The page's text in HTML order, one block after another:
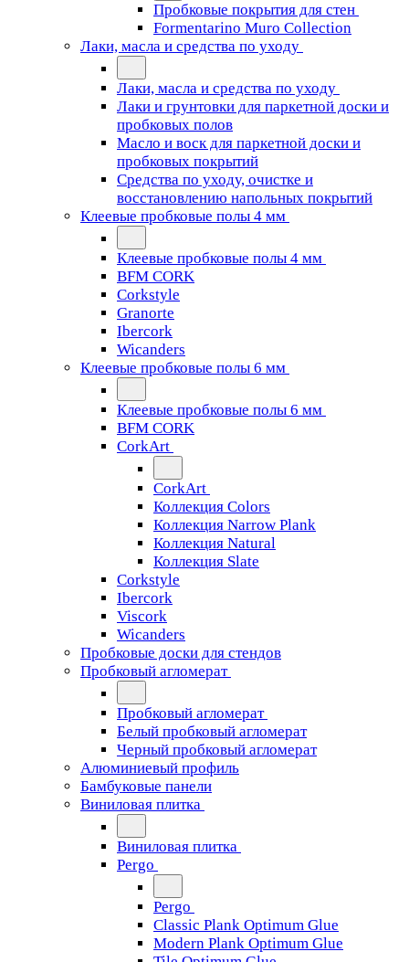
Пробковые покрытия для стен
Formentarino Muro Collection
Лаки, масла и средства по уходу
Лаки, масла и средства по уходу
Лаки и грунтовки для паркетной доски и
пробковых полов
Масло и воск для паркетной доски и
пробковых покрытий
Средства по уходу, очистке и
восстановлению напольных покрытий
Клеевые пробковые полы 4 мм
Клеевые пробковые полы 4 мм
BFM CORK
Corkstyle
Granorte
Ibercork
Wicanders
Клеевые пробковые полы 6 мм
Клеевые пробковые полы 6 мм
BFM CORK
CorkArt
CorkArt
Коллекция Colors
Коллекция Narrow Plank
Коллекция Natural
Коллекция Slate
Corkstyle
Ibercork
Viscork
Wicanders
Пробковые доски для стендов
Пробковый агломерат
Пробковый агломерат
Белый пробковый агломерат
Черный пробковый агломерат
Алюминиевый профиль
Бамбуковые панели
Виниловая плитка
Виниловая плитка
Pergo
Pergo
Classic Plank Optimum Glue
Modern Plank Optimum Glue